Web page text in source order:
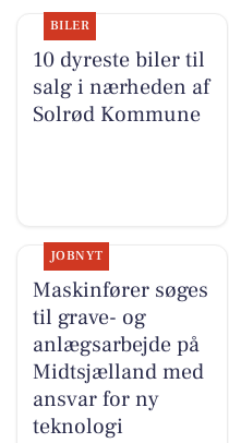
BILER
10 dyreste biler til
salg i nærheden af
Solrød Kommune
JOBNYT
Maskinfører søges
til grave- og
anlægsarbejde på
Midtsjælland med
ansvar for ny
teknologi